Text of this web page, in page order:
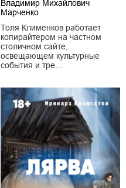
Владимир Михайлович
Марченко
Толя Клименков работает
копирайтером на частном
столичном сайте,
освещающем культурные
события и тре…